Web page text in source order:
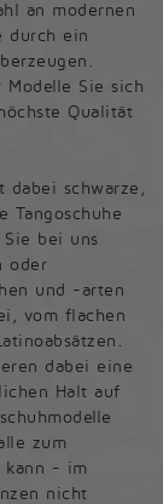
an modernen
durch ein
Modelle Sie sich
Qualität
dabei schwarze,
Tangoschuhe
bei uns
oder
und -arten
vom flachen
dabei eine
Halt auf
zum
kann - im
nicht